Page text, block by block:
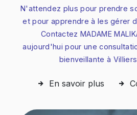
N'attendez plus pour prendre
et pour apprendre à les gérer
Contactez MADAME
aujourd'hui pour une
bienveillante à
En savoir plus